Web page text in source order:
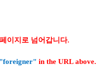
이지로 넘어갑니다.
"foreigner" in the URL above.